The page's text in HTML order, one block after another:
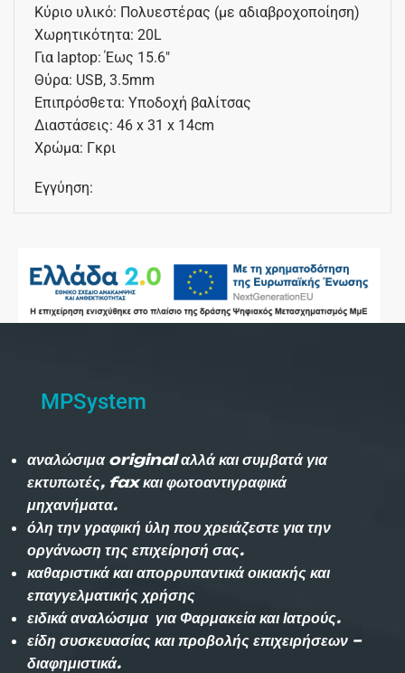
Κύριο υλικό: Πολυεστέρας (με αδιαβροχοποίηση)
Χωρητικότητα: 20L
Για laptop: Έως 15.6″
Θύρα: USB, 3.5mm
Επιπρόσθετα: Υποδοχή βαλίτσας
Διαστάσεις: 46 x 31 x 14cm
Χρώμα: Γκρι
Εγγύηση:
MPSystem
αναλώσιμα original αλλά και συμβατά για
εκτυπωτές, fax και φωτοαντιγραφικά
μηχανήματα.
όλη την γραφική ύλη που χρειάζεστε για την
οργάνωση της επιχείρησή σας.
καθαριστικά και απορρυπαντικά οικιακής και
επαγγελματικής χρήσης
ειδικά αναλώσιμα για Φαρμακεία και Ιατρούς.
είδη συσκευασίας και προβολής επιχειρήσεων –
διαφημιστικά.